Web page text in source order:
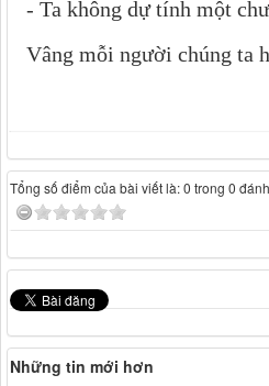
- Ta không dự tính một
Vâng mỗi người chúng ta
Tổng số điểm của bài viết là: 0 trong 0
Những tin mới hơn